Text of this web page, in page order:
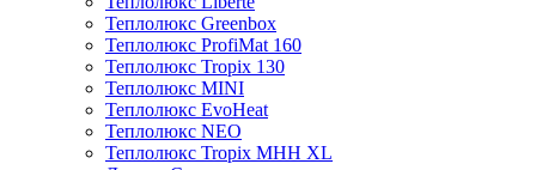
Теплолюкс Greenbox
Теплолюкс ProfiMat 160
Теплолюкс Tropix 130
Теплолюкс MINI
Теплолюкс EvoHeat
Теплолюкс NEO
Теплолюкс Tropix МНН XL